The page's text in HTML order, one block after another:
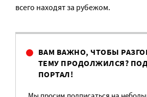
всего находят за рубежом.
ВАМ ВАЖНО, ЧТОБЫ
ТЕМУ ПРОДОЛЖИЛСЯ?
ПОРТАЛ!